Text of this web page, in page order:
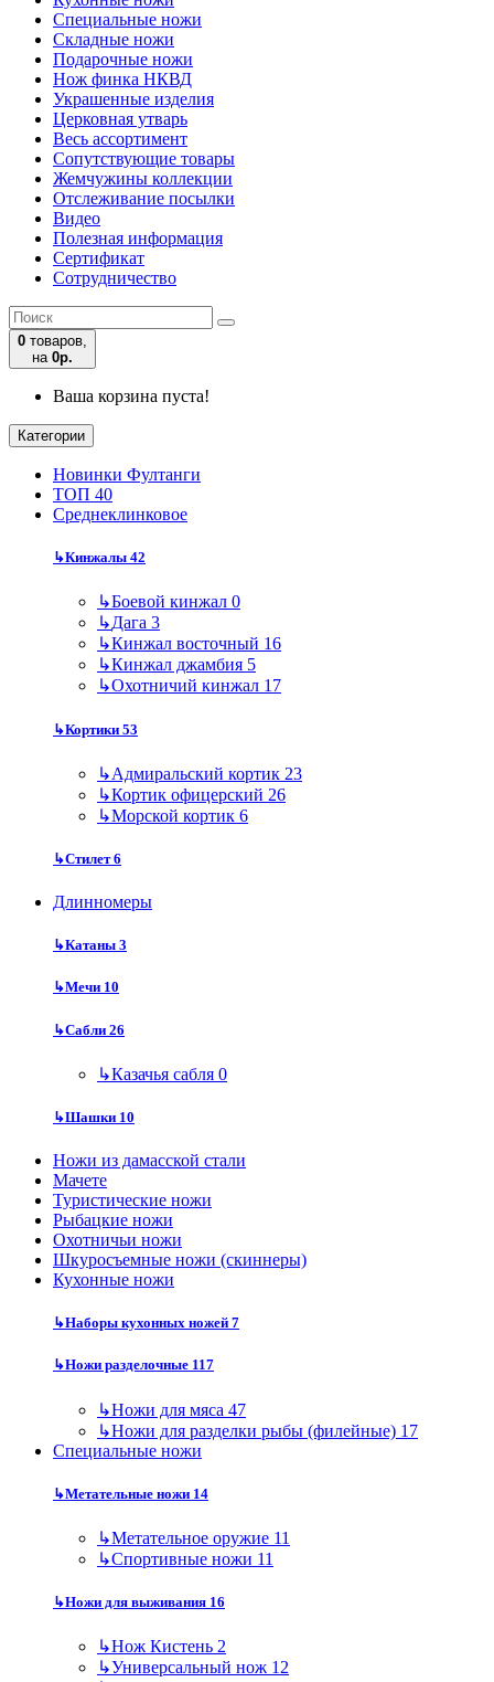
Специальные ножи
Складные ножи
Подарочные ножи
Нож финка НКВД
Украшенные изделия
Церковная утварь
Весь ассортимент
Сопутствующие товары
Жемчужины коллекции
Отслеживание посылки
Видео
Полезная информация
Сертификат
Сотрудничество
0 товаров,
на 0р.
Ваша корзина пуста!
Категории
Новинки Фултанги
ТОП 40
Среднеклинковое
↳Кинжалы 42
↳Боевой кинжал 0
↳Дага 3
↳Кинжал восточный 16
↳Кинжал джамбия 5
↳Охотничий кинжал 17
↳Кортики 53
↳Адмиральский кортик 23
↳Кортик офицерский 26
↳Морской кортик 6
↳Стилет6
Длинномеры
↳Катаны 3
↳Мечи 10
↳Сабли 26
↳Казачья сабля 0
↳Шашки 10
Ножи из дамасской стали
Мачете
Туристические ножи
Рыбацкие ножи
Охотничьи ножи
Шкуросъемные ножи (скиннеры)
Кухонные ножи
↳Наборы кухонных ножей 7
↳Ножи разделочные 117
↳Ножи для мяса 47
↳Ножи для разделки рыбы (филейные) 17
Специальные ножи
↳Метательные ножи 14
↳Метательное оружие 11
↳Спортивные ножи 11
↳Ножи для выживания 16
↳Нож Кистень 2
↳Универсальный нож 12